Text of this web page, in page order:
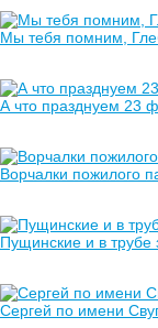
Мы тебя помним,
А что празднуем 23
Ворчалки пожилого
Пущинские и в трубе
Сергей по имени